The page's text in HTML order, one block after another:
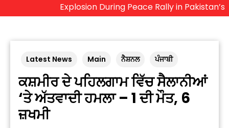
Explosion During Peace Rally in Pakistan’s
Latest News Main ਨੈਸ਼ਨਲ ਪੰਜਾਬੀ
ਕਸ਼ਮੀਰ ਦੇ ਪਹਿਲਗਾਮ ਵਿੱਚ ਸੈਲਾਨੀਆਂ
‘ਤੇ ਅੱਤਵਾਦੀ ਹਮਲਾ – 1 ਦੀ ਮੌਤ, 6
ਜ਼ਖਮੀ